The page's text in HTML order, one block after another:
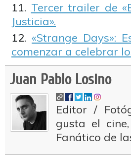
Tercer trailer de
Justicia».
«Strange Days»:
comenzar a celebrar
Juan Pablo Losino
Editor /
gusta el
Fanático de